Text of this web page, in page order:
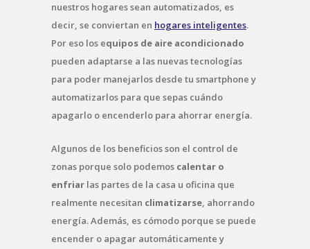
nuestros hogares sean automatizados, es
decir, se conviertan en hogares inteligentes.
Por eso los equipos de aire acondicionado
pueden adaptarse a las nuevas tecnologías
para poder manejarlos desde tu smartphone y
automatizarlos para que sepas cuándo
apagarlo o encenderlo para ahorrar energía.
Algunos de los beneficios son el control de
zonas porque solo podemos calentar o
enfriar las partes de la casa u oficina que
realmente necesitan climatizarse , ahorrando
energía. Además, es cómodo porque se puede
encender o apagar automáticamente y